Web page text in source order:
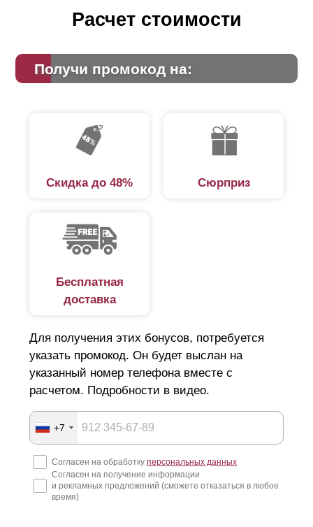
Расчет стоимости
Получи промокод на:
Скидка до 48% Сюрприз
Бесплатная
доставка
Для получения этих бонусов, потребуется
указать промокод. Он будет выслан на
указанный номер телефона вместе с
расчетом. Подробности в видео.
+7
Согласен на обработку персональных данных
Согласен на получение информации
и рекламных предложений (сможете отказаться в любое
время)